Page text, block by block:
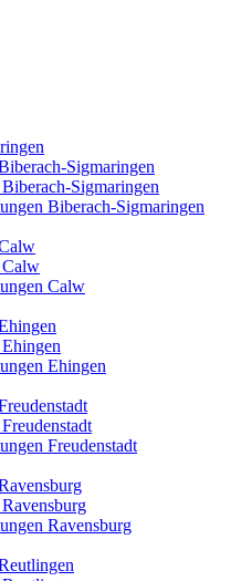
Sigmaringen
Sigmaringen
Biberach-Sigmaringen
Calw
Ehingen
Freudenstadt
Ravensburg